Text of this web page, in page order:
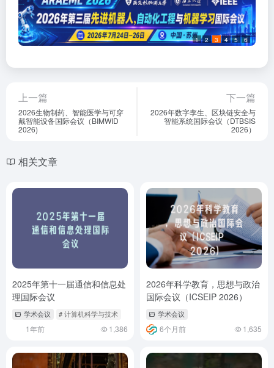
1 2 3 4 5 6
上一篇
2026生物制药、智能医学与可穿
戴智能设备国际会议（BIMWID
2026)
下一篇
2026年数字孪生、区块链安全与
智能系统国际会议（DTBSIS
2026）
相关文章
2025年第十一届通信和信息处
理国际会议
学术会议 # 计算机科学与技术
1年前 1,386
2026年科学教育，思想与政治
国际会议（ICSEIP 2026）
学术会议
6个月前 1,635